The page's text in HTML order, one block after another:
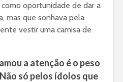
oportunidade de dar a
mas que sonhava pela
vestir uma camisa de
a atenção é o peso
só pelos ídolos que